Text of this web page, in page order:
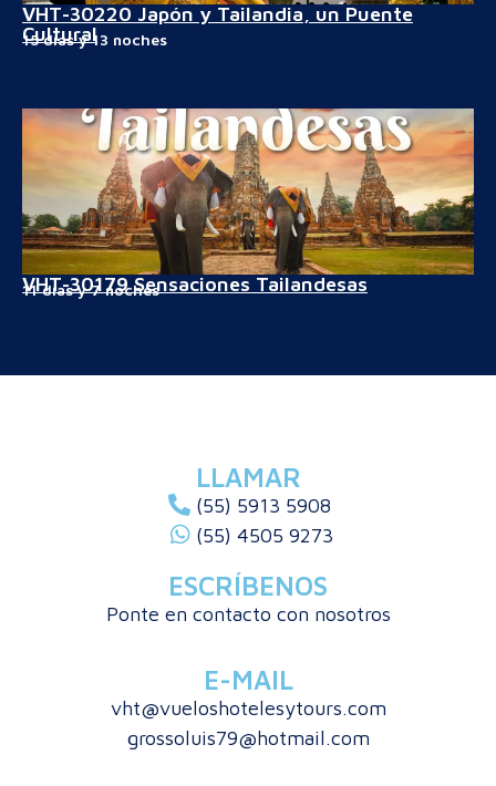
VHT-30220 Japón y Tailandia, un Puente
Cultural
15 días y 13 noches
VHT-30179 Sensaciones Tailandesas
11 días y 7 noches
LLAMAR
(55) 5913 5908
(55) 4505 9273
ESCRÍBENOS
Ponte en contacto con nosotros
E-MAIL
vht@vueloshotelesytours.com
grossoluis79@hotmail.com